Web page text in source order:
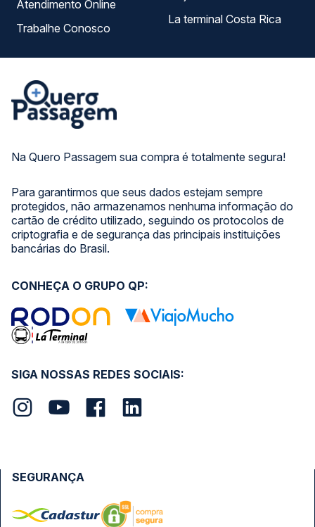
Na Quero Passagem sua compra é totalmente segura!
Para garantirmos que seus dados estejam sempre
protegidos, não armazenamos nenhuma informação do
cartão de crédito utilizado, seguindo os protocolos de
criptografia e de segurança das principais instituições
bancárias do Brasil.
Atendimento Online
Trabalhe Conosco
La terminal Costa Rica
SIGA NOSSAS REDES SOCIAIS:
CONHEÇA O GRUPO QP:
SEGURANÇA